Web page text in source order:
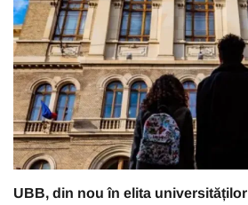
UBB, din nou în elita